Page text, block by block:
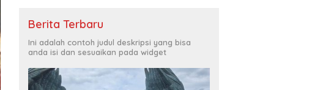
Berita Terbaru
Ini adalah contoh judul deskripsi yang bisa
anda isi dan sesuaikan pada widget